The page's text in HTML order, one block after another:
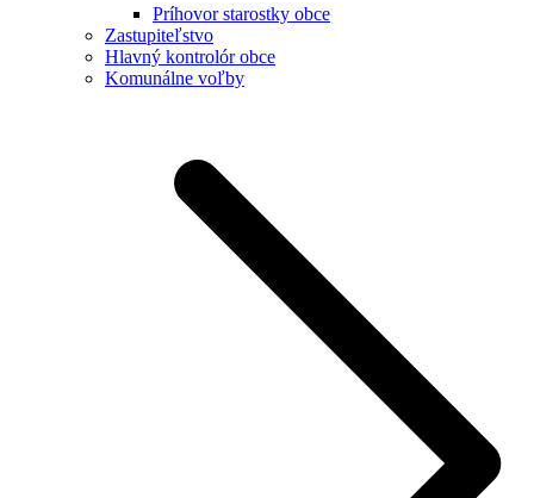
Príhovor starostky obce
Zastupiteľstvo
Hlavný kontrolór obce
Komunálne voľby